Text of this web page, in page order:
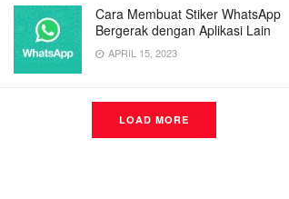
Cara Membuat Stiker WhatsApp
Bergerak dengan Aplikasi Lain
APRIL 15, 2023
LOAD MORE